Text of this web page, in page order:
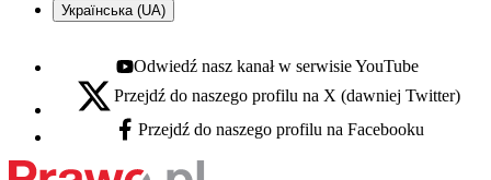
Українська (UA)
Youtube - otwiera się w nowej karcie
Odwiedź nasz kanał w serwisie YouTube
X - otwiera się w nowej karcie
Przejdź do naszego profilu na X (dawniej Twitter)
Facebook - otwiera się w nowej karcie
Przejdź do naszego profilu na Facebooku